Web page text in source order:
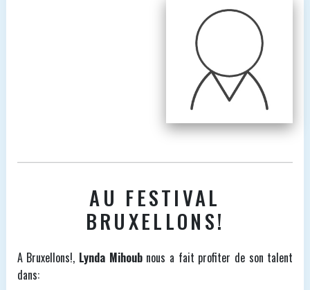
AU FESTIVAL
BRUXELLONS!
A Bruxellons!, Lynda Mihoub nous a fait profiter de son talent
dans: